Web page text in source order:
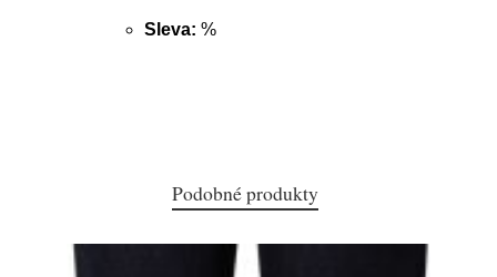
Sleva: %
Podobné produkty